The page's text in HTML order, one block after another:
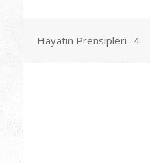
Hayatın Prensipleri -4-